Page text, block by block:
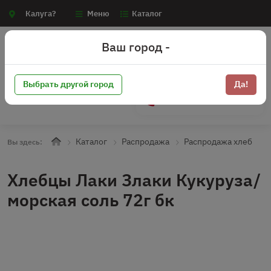
Калуга? Меню Каталог
Вы здесь: Каталог Распродажа Распродажа хлеб
Хлебцы Лаки Злаки Кукуруза/
морская соль 72г бк
Ваш город -
Выбрать другой город Да!